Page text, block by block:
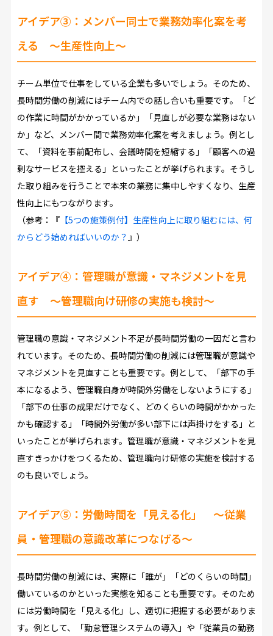
アイデア③：メンバー同士で業務効率化案を考
える ～生産性向上～
チーム単位で仕事をしている企業も多いでしょう。そのため、
長時間労働の削減にはチーム内での話し合いも重要です。「ど
の作業に時間がかかっているか」「見直しが必要な業務はない
か」など、メンバー間で業務効率化案を考えましょう。例とし
て、「資料を事前配布し、会議時間を短縮する」「顧客への過
剰なサービスを控える」といったことが挙げられます。そうし
た取り組みを行うことで本来の業務に集中しやすくなり、生産
性向上にもつながります。
（参考：『【5つの施策例付】生産性向上に取り組むには、何
からどう始めればいいのか？』）
アイデア④：管理職が意識・マネジメントを見
直す ～管理職向け研修の実施も検討～
管理職の意識・マネジメント不足が長時間労働の一因だと言わ
れています。そのため、長時間労働の削減には管理職が意識や
マネジメントを見直すことも重要です。例として、「部下の手
本になるよう、管理職自身が時間外労働をしないようにする」
「部下の仕事の成果だけでなく、どのくらいの時間がかかった
かも確認する」「時間外労働が多い部下には声掛けをする」と
いったことが挙げられます。管理職が意識・マネジメントを見
直すきっかけをつくるため、管理職向け研修の実施を検討する
のも良いでしょう。
アイデア⑤：労働時間を「見える化」 ～従業
員・管理職の意識改革につなげる～
長時間労働の削減には、実際に「誰が」「どのくらいの時間」
働いているのかといった実態を知ることも重要です。そのため
には労働時間を「見える化」し、適切に把握する必要がありま
す。例として、「勤怠管理システムの導入」や「従業員の勤務